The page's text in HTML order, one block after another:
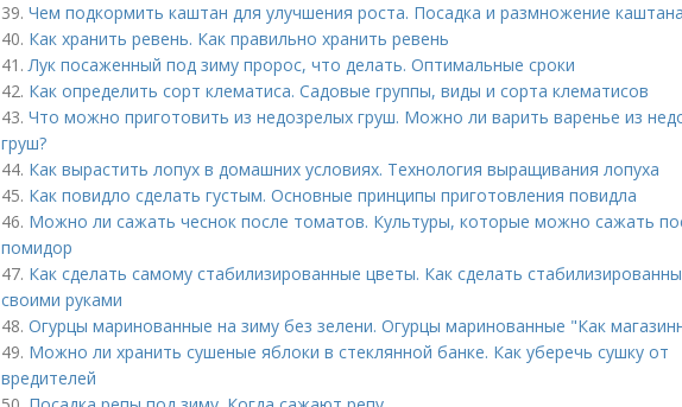
39. Чем подкормить каштан для улучшения роста. Посадка и размножение каштана
40. Как хранить ревень. Как правильно хранить ревень
41.Лук посаженный под зиму пророс, что делать. Оптимальные сроки
42. Как определить сорт клематиса. Садовые группы, виды и сорта клематисов
43. Что можно приготовить из недозрелых груш. Можно ли варить варенье из
груш?
44. Как вырастить лопух в домашних условиях. Технология выращивания лопуха
45. Как повидло сделать густым. Основные принципы приготовления повидла
46. Можно ли сажать чеснок после томатов. Культуры, которые можно сажать
помидор
47. Как сделать самому стабилизированные цветы. Как сделать
своими руками
48. Огурцы маринованные на зиму без зелени. Огурцы маринованные "Как
49. Можно ли хранить сушеные яблоки в стеклянной банке. Как уберечь сушку от
вредителей